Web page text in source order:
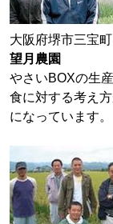
大阪府堺市三宝町
望月農園
やさいBOXの生
食に対する考え
になっています。